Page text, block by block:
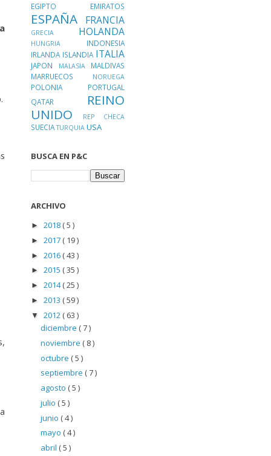
EGIPTO EMIRATOS
ESPAÑA FRANCIA
GRECIA HOLANDA
HUNGRIA INDONESIA
IRLANDA ISLANDIA ITALIA
JAPON MALASIA MALDIVAS
MARRUECOS
NORUEGA
POLONIA PORTUGAL
QATAR
REINO
UNIDO
REP CHECA
SUECIATURQUIA USA
BUSCA EN P&C
ARCHIVO
► 2018 ( 5 )
► 2017 ( 19 )
► 2016 ( 43 )
► 2015 ( 35 )
► 2014( 25 )
► 2013 ( 59 )
▼ 2012 ( 63 )
diciembre ( 7 )
noviembre ( 8 )
octubre ( 5 )
septiembre ( 7 )
agosto ( 5 )
julio ( 5 )
junio ( 4 )
mayo ( 4 )
abril ( 5 )